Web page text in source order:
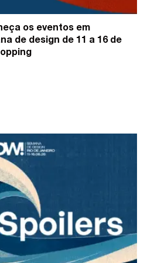
os eventos em
de design de 11 a 16 de